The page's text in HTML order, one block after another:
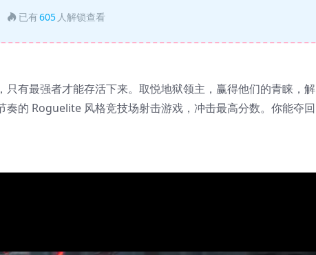
已有605 人解锁查看
有最强者才能存活下来。取悦地狱领主，赢得他们的青睐，解
的 Roguelite 风格竞技场射击游戏，冲击最高分数。你能夺回